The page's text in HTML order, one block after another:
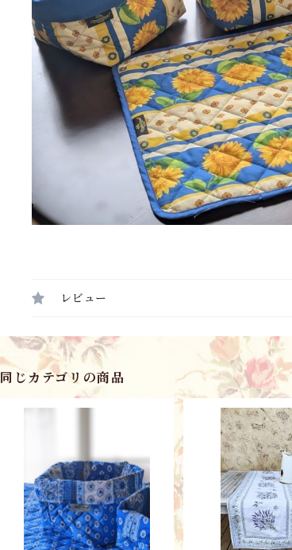
レビュー
同じカテゴリの商品